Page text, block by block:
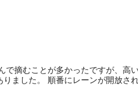
摘むことが多かったですが、高
ました。 順番にレーンが開放さ